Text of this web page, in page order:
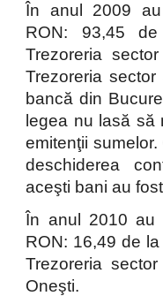
În anul 2009
RON: 93,45
Trezoreria
Trezoreria
bancă din
legea nu lasă să
emitenţii
deschiderea
aceşti bani au
În anul 2010 au
RON: 16,49 de
Trezoreria
Oneşti.